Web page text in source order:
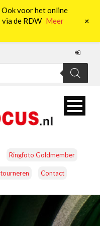
Ringfoto Goldmember
Contact
voor het online
de RDW Meer
+